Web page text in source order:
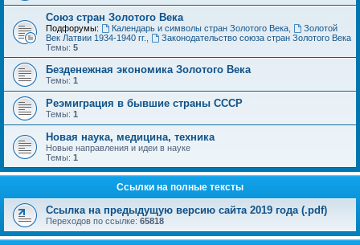
Cоюз стран Золотого Века
Подфорумы: Календарь и символы стран Золотого Века,
Золотой
Век Латвии 1934-1940 гг.
Законодательство союза стран Золотого Века
Темы: 5
Безденежная экономика Золотого Века
Темы: 1
Реэмиграция в бывшие страны СССР
Темы: 1
Новая наука, медицина, техника
Новые направления и идеи в науке
Темы: 1
Ссылки на полные тексты
Ссылка на предыдущую версию сайта 2019 года (.pdf)
Переходов по ссылке: 65818